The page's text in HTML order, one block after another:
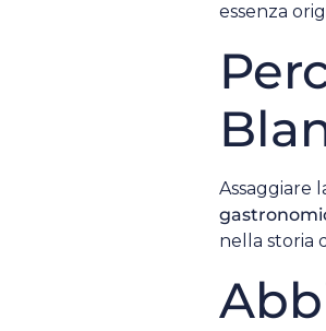
essenza
Assaggiare
nella storia